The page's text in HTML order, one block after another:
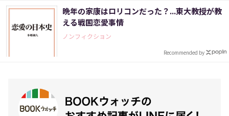
晩年の家康はロリコンだった？...東大教授が教
える戦国恋愛事情
ノンフィクション
Recommended by